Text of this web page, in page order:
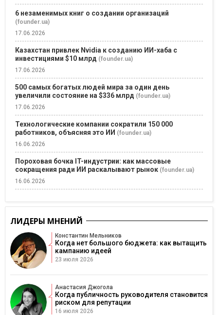
6 незаменимых книг о создании организаций
(founder.ua)
17.06.2026
Казахстан привлек Nvidia к созданию ИИ-хаба с
инвестициями $10 млрд (founder.ua)
17.06.2026
500 самых богатых людей мира за один день
увеличили состояние на $336 млрд (founder.ua)
17.06.2026
Технологические компании сократили 150 000
работников, объясняя это ИИ (founder.ua)
16.06.2026
Пороховая бочка IT-индустрии: как массовые
сокращения ради ИИ раскалывают рынок (founder.ua)
16.06.2026
ЛИДЕРЫ МНЕНИЙ
Константин Мельников
Когда нет большого бюджета: как вытащить
кампанию идеей
23 июля 2026
Анастасия Джогола
Когда публичность руководителя становится
риском для репутации
16 июля 2026